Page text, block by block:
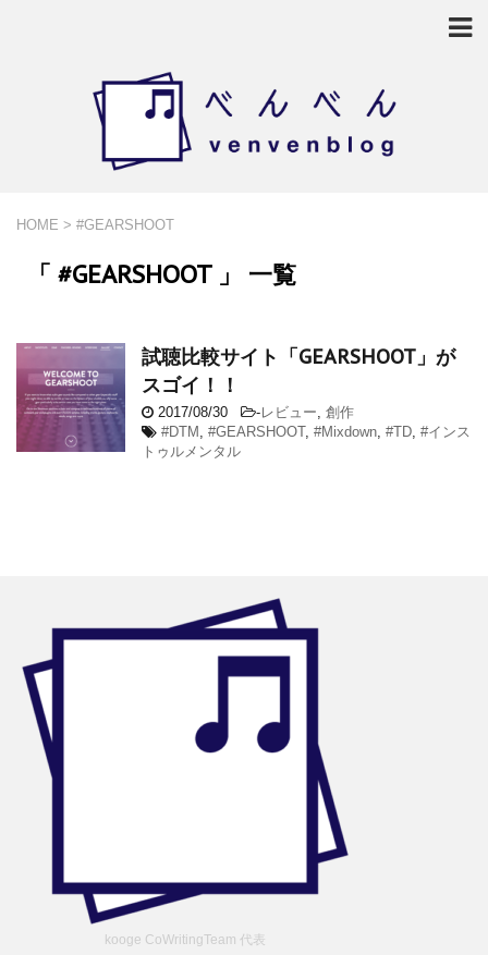
HOME > #GEARSHOOT
「 #GEARSHOOT 」 一覧
試聴比較サイト「GEARSHOOT」が
スゴイ！！
2017/08/30 -レビュー 創作
#DTM #GEARSHOOT, #Mixdown #TD #インス
トゥルメンタル
kooge CoWritingTeam 代表